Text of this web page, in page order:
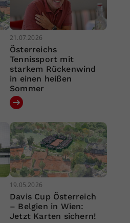
21.07.2026
Österreichs
Tennissport mit
starkem Rückenwind
in einen heißen
Sommer
19.05.2026
Davis Cup Österreich
– Belgien in Wien:
Jetzt Karten sichern!